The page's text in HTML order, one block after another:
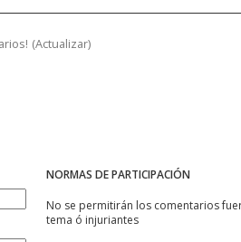
(Actualizar)
NORMAS DE PARTICIPACIÓN
No se permitirán los comentarios
tema ó injuriantes